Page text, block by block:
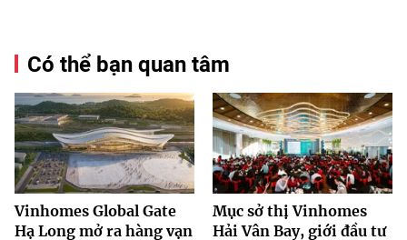
Có thể bạn quan tâm
Vinhomes Global Gate
Hạ Long mở ra hàng vạn
Mục sở thị Vinhomes
Hải Vân Bay, giới đầu tư